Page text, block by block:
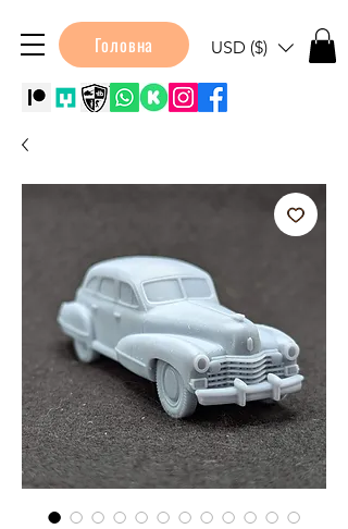
Головна USD ($)